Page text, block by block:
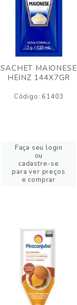
SACHET MAIONESE
HEINZ 144X7GR
Código: 61403
Faça seu login
ou
cadastre-se
para ver preços
e comprar